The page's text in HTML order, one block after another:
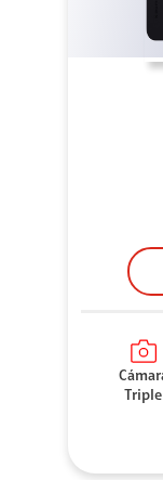
Triple